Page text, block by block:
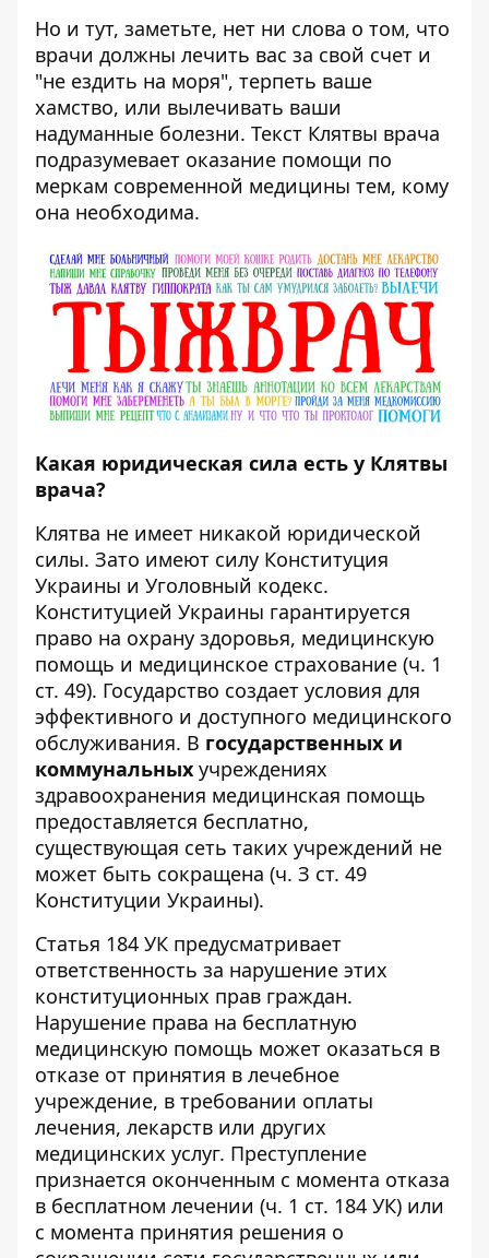
Но и тут, заметьте, нет ни слова о том, что
врачи должны лечить вас за свой счет и
"не ездить на моря", терпеть ваше
хамство, или вылечивать ваши
надуманные болезни. Текст Клятвы врача
подразумевает оказание помощи по
меркам современной медицины тем, кому
она необходима.
Какая юридическая сила есть у Клятвы
врача?
Клятва не имеет никакой юридической
силы. Зато имеют силу Конституция
Украины и Уголовный кодекс.
Конституцией Украины гарантируется
право на охрану здоровья, медицинскую
помощь и медицинское страхование (ч. 1
ст. 49). Государство создает условия для
эффективного и доступного медицинского
обслуживания. В государственных и
коммунальных учреждениях
здравоохранения медицинская помощь
предоставляется бесплатно,
существующая сеть таких учреждений не
может быть сокращена (ч. З ст. 49
Конституции Украины).
Статья 184 УК предусматривает
ответственность за нарушение этих
конституционных прав граждан.
Нарушение права на бесплатную
медицинскую помощь может оказаться в
отказе от принятия в лечебное
учреждение, в требовании оплаты
лечения, лекарств или других
медицинских услуг. Преступление
признается оконченным с момента отказа
в бесплатном лечении (ч. 1 ст. 184 УК) или
с момента принятия решения о